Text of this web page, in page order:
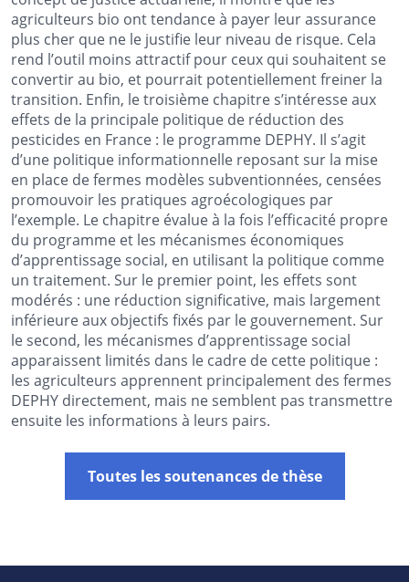
agriculteurs bio ont tendance à payer leur assurance
plus cher que ne le justifie leur niveau de risque. Cela
rend l’outil moins attractif pour ceux qui souhaitent se
convertir au bio, et pourrait potentiellement freiner la
transition. Enfin, le troisième chapitre s’intéresse aux
effets de la principale politique de réduction des
pesticides en France : le programme DEPHY. Il s’agit
d’une politique informationnelle reposant sur la mise
en place de fermes modèles subventionnées, censées
promouvoir les pratiques agroécologiques par
l’exemple. Le chapitre évalue à la fois l’efficacité propre
du programme et les mécanismes économiques
d’apprentissage social, en utilisant la politique comme
un traitement. Sur le premier point, les effets sont
modérés : une réduction significative, mais largement
inférieure aux objectifs fixés par le gouvernement. Sur
le second, les mécanismes d’apprentissage social
apparaissent limités dans le cadre de cette politique :
les agriculteurs apprennent principalement des fermes
DEPHY directement, mais ne semblent pas transmettre
ensuite les informations à leurs pairs.
Toutes les soutenances de thèse